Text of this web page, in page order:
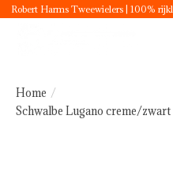
Robert Harms Tweewielers | 100%
Home /
Schwalbe Lugano creme/